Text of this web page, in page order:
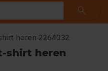
search
heren 2264032
shirt heren